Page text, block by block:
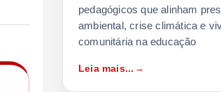
pedagógicos que alinham
ambiental, crise climática e
comunitária na educação
Leia mais...